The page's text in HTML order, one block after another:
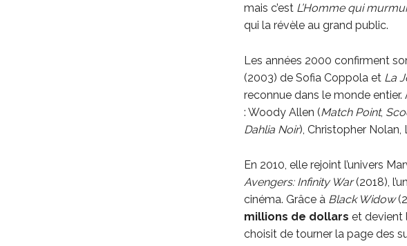
mais c’est L’Homme qui
qui la révèle au grand public.
Les années 2000 confirment
(2003) de Sofia Coppola et La
reconnue dans le monde
: Woody Allen (Match Point,
Dahlia Noir), Christopher Nolan,
En 2010, elle rejoint l’univers
Avengers: Infinity War(2018),
cinéma. Grâce à Black Widow
millions de dollars et devient
choisit de tourner la page des